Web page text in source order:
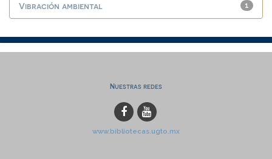
1
Vibración ambiental
Nuestras redes
www.bibliotecas.ugto.mx